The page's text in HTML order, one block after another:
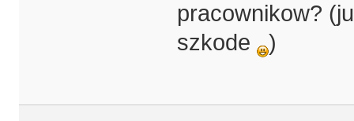
pracownikow?
szkode
)